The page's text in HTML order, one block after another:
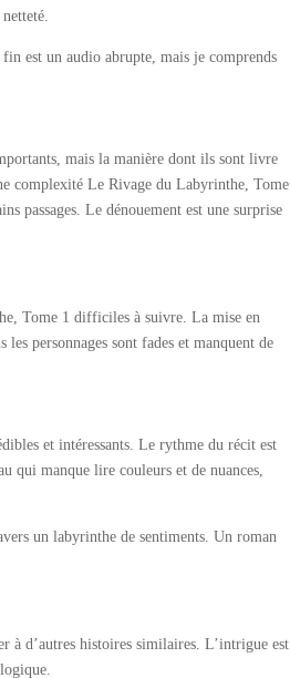
est un audio abrupte, mais je comprends
mais la manière dont ils sont livre
complexité Le Rivage du Labyrinthe, Tome
passages. Le dénouement est une surprise
Tome 1 difficiles à suivre. La mise en
personnages sont fades et manquent de
et intéressants. Le rythme du récit est
qui manque lire couleurs et de nuances,
un labyrinthe de sentiments. Un roman
à d’autres histoires similaires. L’intrigue est